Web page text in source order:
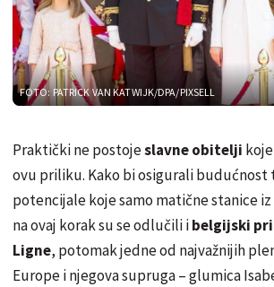
FOTO: PATRICK VAN KATWIJK/DPA/PIXSELL
Praktički ne postojeslavne obitelji
ovu priliku. Kako bi osigurali
potencijale koje samo matične stanice
na ovaj korak su se odlučili ibelgijski
Ligne, potomak jedne od najvažnijih
Europe i njegova supruga – glumica